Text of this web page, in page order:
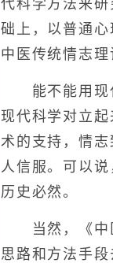
代科学方法来
础上，以普通心
中医传统情志理
能不能用现代
现代科学对立
术的支持，情
人信服。可以
历史必然。
当然，《中医
思路和方法手